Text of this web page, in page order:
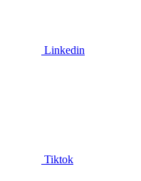
Linkedin
Tiktok